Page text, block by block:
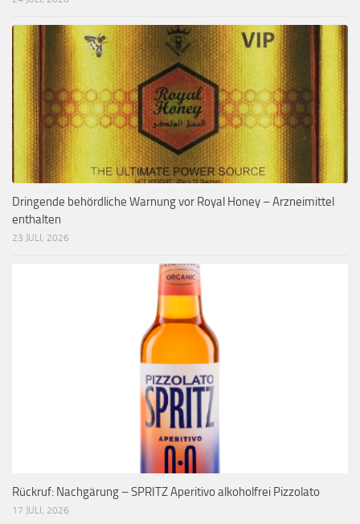
Dringende behördliche Warnung vor Royal Honey – Arzneimittel
enthalten
23 JULI, 2026
Rückruf: Nachgärung – SPRITZ Aperitivo alkoholfrei Pizzolato
17 JULI, 2026